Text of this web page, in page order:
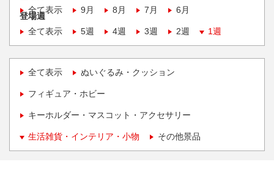
全て表示
9月 8月 7月 6月
登場週
全て表示
5週 4週 3週 2週 1週
全て表示 ぬいぐるみ・クッション
フィギュア・ホビー
キーホルダー・マスコット・アクセサリー
生活雑貨・インテリア・小物 その他景品